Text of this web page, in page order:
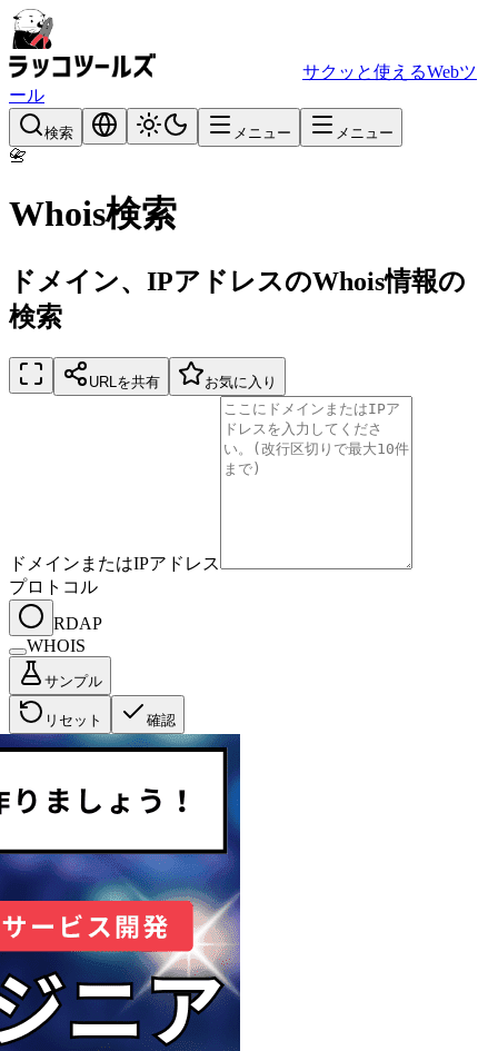
サクッと使えるWebツ
ール
検索 メニュー メニュー
📇
Whois検索
ドメイン、IPアドレスのWhois情報の
検索
URLを共有 お気に入り
ドメインまたはIPアドレス
プロトコル
RDAP
WHOIS
サンプル
リセット 確認